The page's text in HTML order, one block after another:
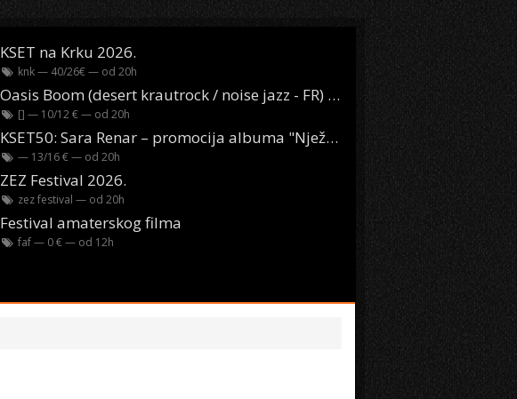
KSET na Krku 2026.
knk— 40/26€ — od 20h
Oasis Boom (desert krautrock / noise jazz - FR) @ KONTEJNER
[] — 10/12 € — od 20h
KSET50: Sara Renar – promocija albuma "Nježne riječi" @ Močvara
— 13/16 € — od 20h
ZEZ Festival 2026.
zez festival — od 20h
Festival amaterskog filma
faf— 0 € — od 12h